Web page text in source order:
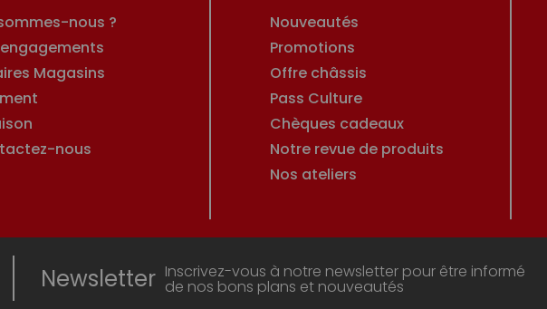
nous ?
Magasins
nous
Nouveautés
Promotions
Offre châssis
Pass Culture
Chèques cadeaux
Notre revue de produits
Nos ateliers
Newsletter Inscrivez-vous à notre newsletter pour être informé
de nos bons plans et nouveautés